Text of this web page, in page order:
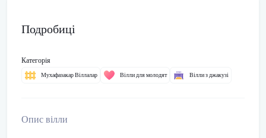
Подробиці
Категорія
Мухафазакар Віллалар Вілли для молодят Вілли з джакузі
Опис вілли